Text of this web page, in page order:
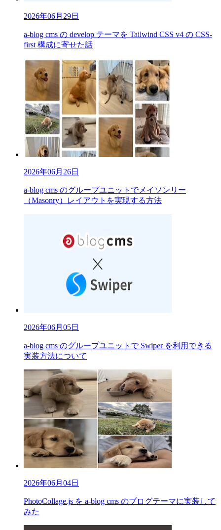
2026年06月29日
a-blog cms の develop テーマを Tailwind CSS v4 の CSS-
first 構成に寄せた話
2026年06月26日
a-blog cms のグループユニットでメイソンリー
（Masonry）レイアウトを実現する方法
2026年06月05日
a-blog cms のグループユニットで Swiper を利用できる
実装方法について
2026年06月04日
PhotoCollage.js を a-blog cms のブログテーマに実装して
みた